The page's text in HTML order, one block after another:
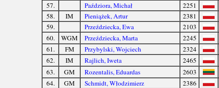
57.
Paździora, Michał
2251
58.
IM Pieniążek, Artur
2381
59.
Przeździecka, Ewa
2103
60.
WGM Przeździecka, Marta
2245
61.
FM Przybylski, Wojciech
2324
62.
IM Rajlich, Iweta
2465
63.
GM Rozentalis, Eduardas
2603
64.
GM Schmidt, Włodzimierz
2386